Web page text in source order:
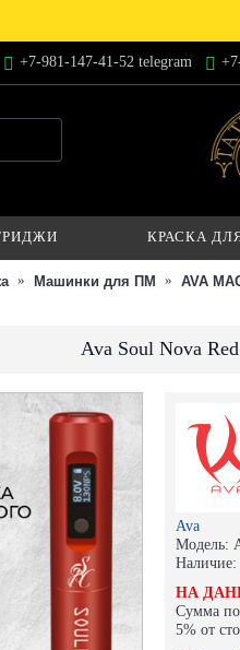
+7-981-147-41-52 telegram
КРАСКА
Машинки для ПМ AVA
Ava Soul Nova
Ava
Модель:
Наличие:
НА
Сумма
5% от